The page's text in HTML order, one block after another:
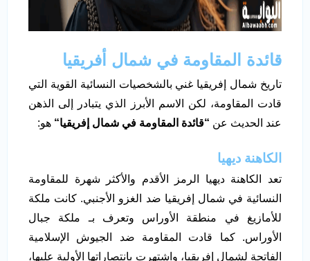
قائدة المقاومة في شمال أفريقيا
تاريخ شمال إفريقيا غني بالشخصيات النسائية القوية التي
قادت المقاومة، لكن الاسم الأبرز الذي يتبادر إلى الذهن
عند الحديث عن “قائدة المقاومة في شمال إفريقيا“ هو:
الكاهنة ديهيا
تعد الكاهنة ديهيا الرمز الأقدم والأكثر شهرة للمقاومة
النسائية في شمال إفريقيا ضد الغزو الأجنبي. كانت ملكة
للأمازيغ في منطقة الأوراس وتعرف بـ ملكة جبال
الأوراس. كما قادت المقاومة ضد الجيوش الإسلامية
الفاتحة لشمال إفريقيا، واشتهرت بانتصاراتها الأولية عليها،